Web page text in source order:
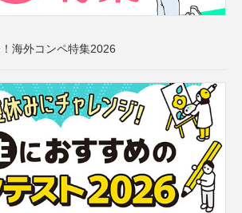
海外コンペ特集2026